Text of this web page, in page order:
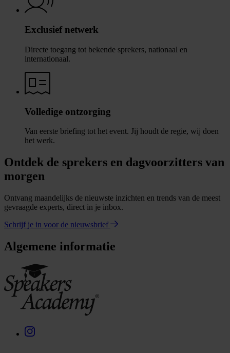
Exclusief netwerk
Directe toegang tot bekende sprekers, nationaal en
internationaal.
Volledige ontzorging
Van eerste briefing tot het event. Jij houdt de regie, wij doen
het werk.
Ontdek de sprekers en dagvoorzitters van
morgen
Ontvang maandelijks de nieuwste inzichten en trends van de meest
gevraagde experts, direct in je inbox.
Schrijf je in voor de nieuwsbrief
Algemene informatie